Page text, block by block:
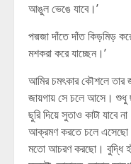
আঙুল ভেঙে যাবে।’
পদ্মজা দাঁতে দাঁত কিড়মিড়
মশকরা করে যাচ্ছেন।’
আমির চমৎকার কৌশলে তার
জায়গায় সে চলে আসে। শুধু
ছুরি দিয়ে সুতাও কাটা যাবে
আক্রমণ করতে চলে এসেছো।
মতো আচরণ করছো। বুদ্ধি